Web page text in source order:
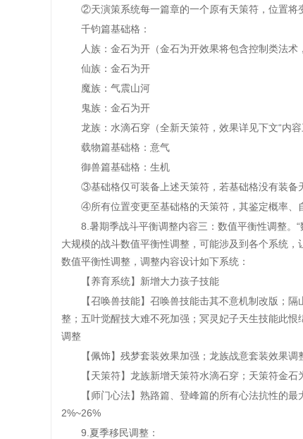
②天演策系统每一篇章的一个原有天策符，位置将变
千钧篇基础格：
人族：金石为开（金石为开效果将包含控制类法术，
仙族：金石为开
魔族：气震山河
鬼族：金石为开
龙族：水滴石穿（全新天策符，效果详见下文“内容
载物篇基础格：意气
御兽篇基础格：生机
③基础格仅可装备上述天策符，若基础格没有装备
④所有位置变更至基础格的天策符，其鉴定概率、
8.暑期季战斗平衡调整内容三：数值平衡性调整。“
大规模的战斗数值平衡性调整，可能涉及到各个系统
数值平衡性调整，调整内容设计如下系统：
【养育系统】新增大力孩子技能
【召唤兽技能】召唤兽技能击其不意机制改版；隔
整；五叶觉醒技大难不死加强；冥灵妃子天生技能此
调整
【佩饰】残梦套装效果加强；龙族战意套装效果调
【天策符】龙族新增天策符水滴石穿；天策符金石
【师门心法】熟路篇、登峰篇的所有心法抗性的最
2%~26%
9.夏季移民调整：